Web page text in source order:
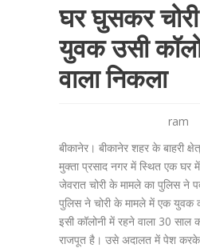
घर घुसकर
युवक उसी
वाला निकला
ram
बीकानेर। बीकानेर शहर के बाहरी
मुक्ता प्रसाद नगर में स्थित एक घर
जेवरात चोरी के मामले का पुलिस ने
पुलिस ने चोरी के मामले में एक युवक
इसी कॉलोनी में रहने वाला 30 साल
राजपूत है। उसे अदालत में पेश करके